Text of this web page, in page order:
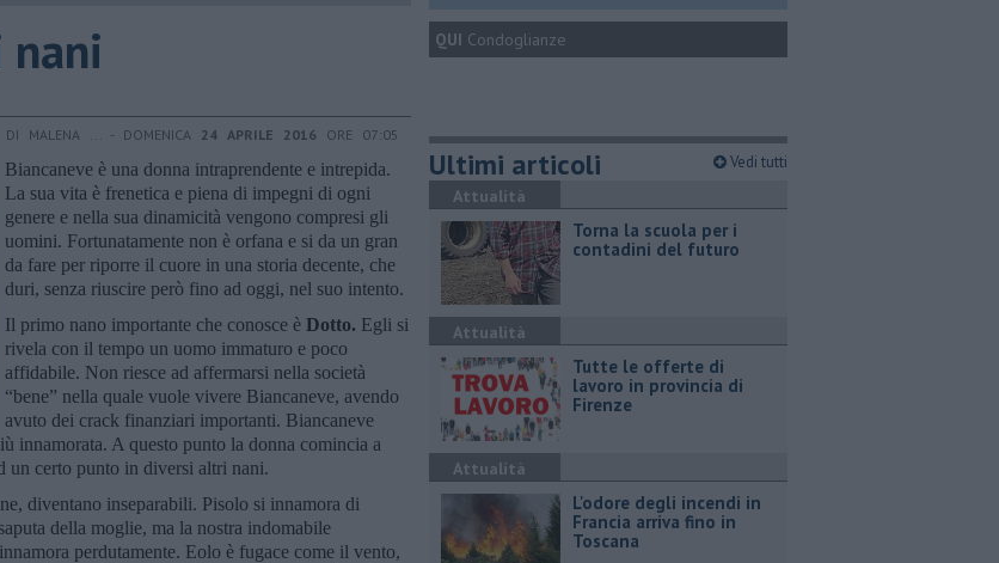
nani
DI MALENA ... - DOMENICA 24 APRILE 2016 ORE 07:05
Biancaneve è una donna intraprendente e intrepida.
La sua vita è frenetica e piena di impegni di ogni
genere e nella sua dinamicità vengono compresi gli
uomini. Fortunatamente non è orfana e si da un gran
da fare per riporre il cuore in una storia decente, che
duri, senza riuscire però fino ad oggi, nel suo intento.
Il primo nano importante che conosce è Dotto. Egli si
rivela con il tempo un uomo immaturo e poco
affidabile. Non riesce ad affermarsi nella società
“bene” nella quale vuole vivere Biancaneve, avendo
avuto dei crack finanziari importanti. Biancaneve
innamorata. A questo punto la donna comincia a
un certo punto in diversi altri nani.
diventano inseparabili. Pisolo si innamora di
della moglie, ma la nostra indomabile
perdutamente. Eolo è fugace come il vento,
QUI Condoglianze
Ultimi articoli Vedi tutti
Attualità
Torna la scuola per i
contadini del futuro
Attualità
​Tutte le offerte di
lavoro in provincia di
Firenze
Attualità
L'odore degli incendi in
Francia arriva fino in
Toscana